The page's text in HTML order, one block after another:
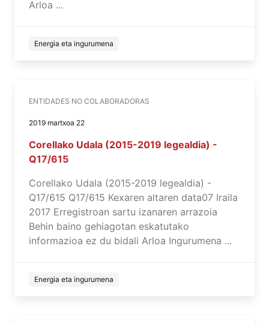
Arloa ...
Energia eta ingurumena
ENTIDADES NO COLABORADORAS
2019 martxoa 22
Corellako Udala (2015-2019 legealdia) -
Q17/615
Corellako Udala (2015-2019 legealdia) -
Q17/615 Q17/615 Kexaren altaren data07 Iraila
2017 Erregistroan sartu izanaren arrazoia
Behin baino gehiagotan eskatutako
informazioa ez du bidali Arloa Ingurumena ...
Energia eta ingurumena